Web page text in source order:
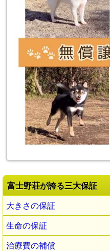
富士野荘が誇る三大保証
大きさの保証
生命の保証
治療費の補償